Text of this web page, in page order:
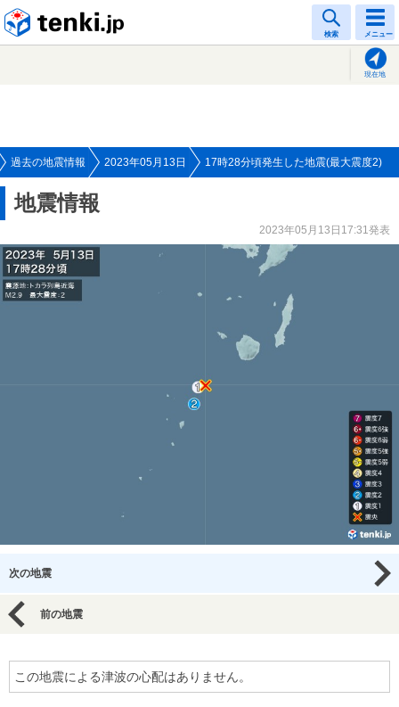
検索 メニュー
現在地
過去の地震情報 2023年05月13日 17時28分頃発生した地震(最大震度2)
地震情報
2023年05月13日17:31発表
次の地震
前の地震
この地震による津波の心配はありません。